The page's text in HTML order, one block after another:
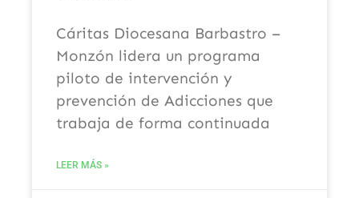
Cáritas Diocesana Barbastro –
Monzón lidera un programa
piloto de intervención y
prevención de Adicciones que
trabaja de forma continuada
LEER MÁS »